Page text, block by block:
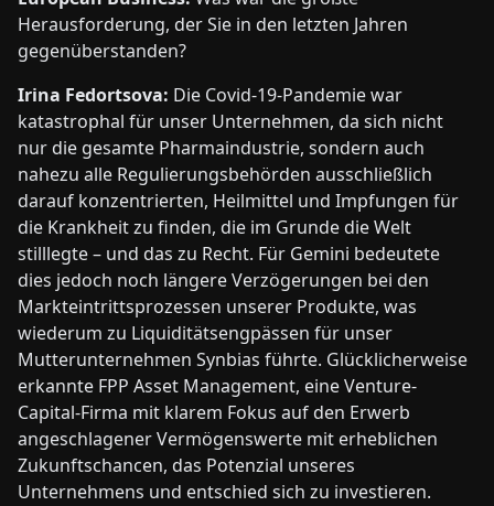
Herausforderung, der Sie in den letzten Jahren
gegenüberstanden?
Irina Fedortsova: Die Covid-19-Pandemie war
katastrophal für unser Unternehmen, da sich nicht
nur die gesamte Pharmaindustrie, sondern auch
nahezu alle Regulierungsbehörden ausschließlich
darauf konzentrierten, Heilmittel und Impfungen für
die Krankheit zu finden, die im Grunde die Welt
stilllegte – und das zu Recht. Für Gemini bedeutete
dies jedoch noch längere Verzögerungen bei den
Markteintrittsprozessen unserer Produkte, was
wiederum zu Liquiditätsengpässen für unser
Mutterunternehmen Synbias führte. Glücklicherweise
erkannte FPP Asset Management, eine Venture-
Capital-Firma mit klarem Fokus auf den Erwerb
angeschlagener Vermögenswerte mit erheblichen
Zukunftschancen, das Potenzial unseres
Unternehmens und entschied sich zu investieren.